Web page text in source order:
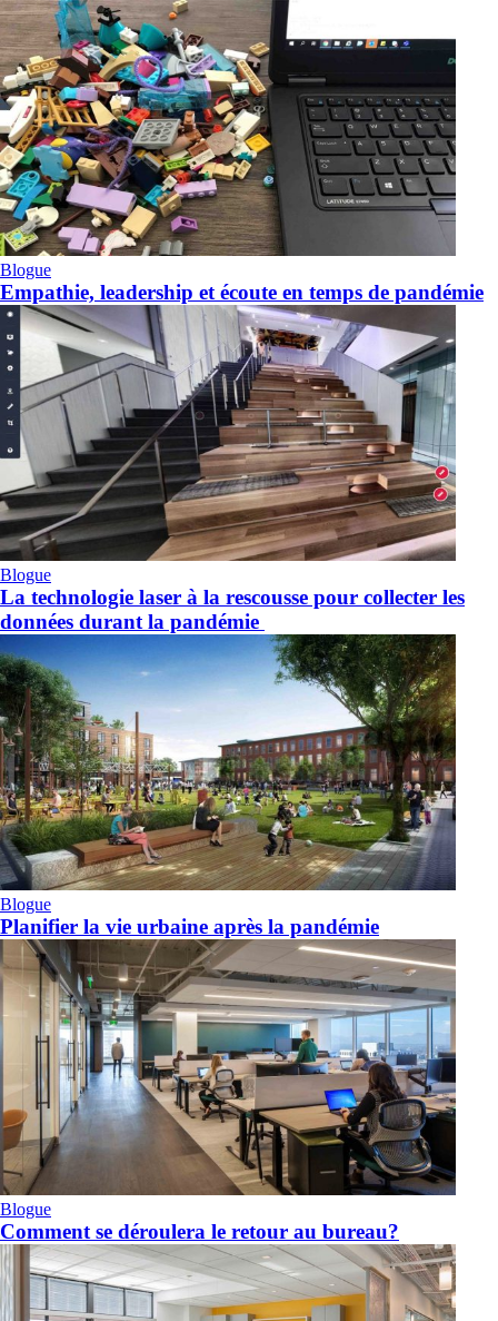
Blogue
Empathie, leadership et écoute en temps de pandémie
Blogue
La technologie laser à la rescousse pour collecter les
données durant la pandémie
Blogue
Planifier la vie urbaine après la pandémie
Blogue
Comment se déroulera le retour au bureau?